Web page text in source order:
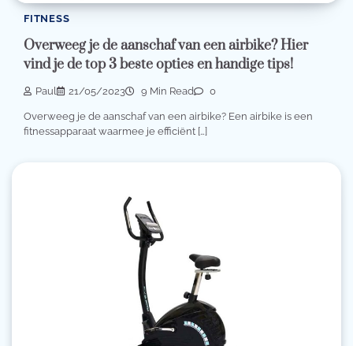
FITNESS
Overweeg je de aanschaf van een airbike? Hier
vind je de top 3 beste opties en handige tips!
Paul 21/05/2023 9 Min Read 0
Overweeg je de aanschaf van een airbike? Een airbike is een
fitnessapparaat waarmee je efficiënt […]